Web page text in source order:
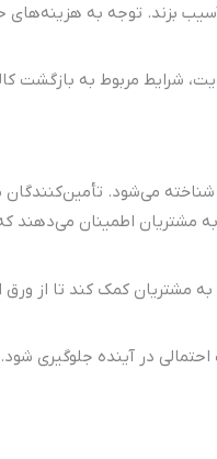
بزند. توجه به هزینه‌های
شرایط مربوط به بازگشت
می‌شود. تأمین‌کنندگان
اطمینان می‌دهند
مشتریان کمک کند تا از
در آینده جلوگیری شود.